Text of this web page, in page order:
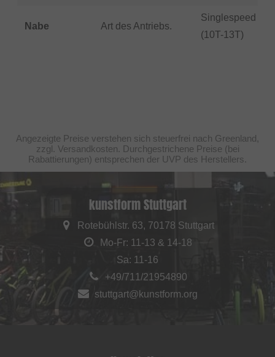
Nabe Art des Antriebs.
Singlespeed
(10T-13T)
Angezeigte Preise verstehen sich steuerfrei nach Greenland,
zzgl. Versandkosten. Durchgestrichene Preise (bei
Rabattierungen) entsprechen der UVP des Herstellers.
kunstform Stuttgart
Rotebühlstr. 63, 70178 Stuttgart
Mo-Fr: 11-13 & 14-18
Sa: 11-16
+49/711/21954890
stuttgart@kunstform.org